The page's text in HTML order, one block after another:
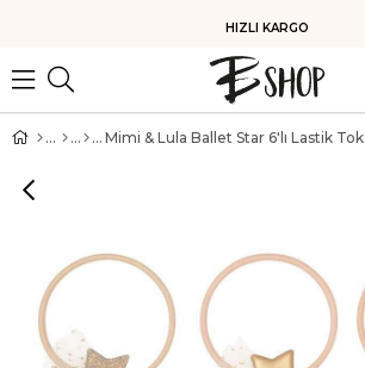
HIZLI KARGO
Mimi & Lula Ballet Star 6'lı Lastik